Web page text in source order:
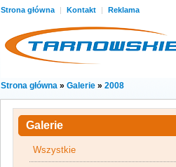
Strona główna | Kontakt | Reklama
Strona główna » Galerie » 2008
Galerie
Wszystkie